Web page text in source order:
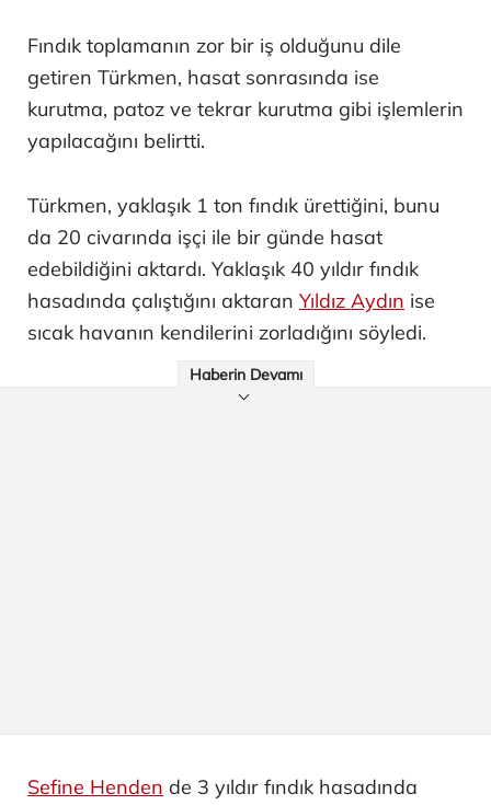
Fındık toplamanın zor bir iş olduğunu dile
getiren Türkmen, hasat sonrasında ise
kurutma, patoz ve tekrar kurutma gibi işlemlerin
yapılacağını belirtti.
Türkmen, yaklaşık 1 ton fındık ürettiğini, bunu
da 20 civarında işçi ile bir günde hasat
edebildiğini aktardı. Yaklaşık 40 yıldır fındık
hasadında çalıştığını aktaran Yıldız Aydın ise
sıcak havanın kendilerini zorladığını söyledi.
Haberin Devamı
Sefine Henden de 3 yıldır fındık hasadında